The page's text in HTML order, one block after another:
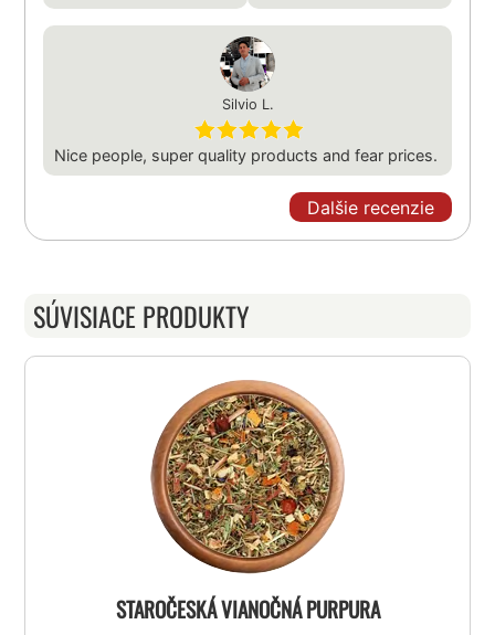
Silvio L.
Nice people, super quality products and fear prices.
Dalšie recenzie
SÚVISIACE PRODUKTY
STAROČESKÁ VIANOČNÁ PURPURA